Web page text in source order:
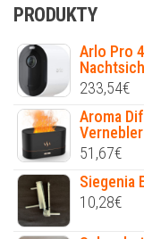
PRODUKTY
Arlo Pro
233,54€
Aroma
51,67€
Siegenia
10,28€